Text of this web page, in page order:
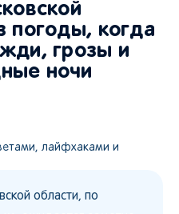
погоды, когда
грозы и
ночи
лайфхаками и
области, по